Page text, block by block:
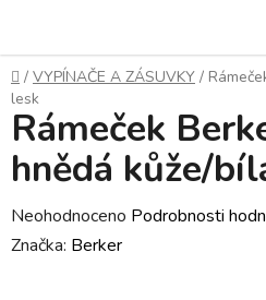
obsah
Domů
/ VYPÍNAČE A ZÁSUVKY /
lesk
Rámeček
hnědá kůže/
Průměrné
hodnocení
Neohodnoceno Podrobnosti
Značka: Berker